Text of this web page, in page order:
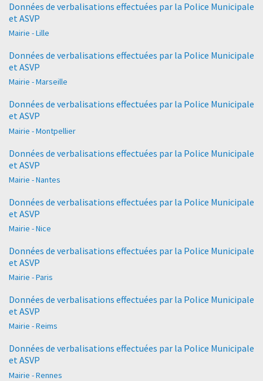
Données de verbalisations effectuées par la Police Municipale
et ASVP
Mairie - Lille
Données de verbalisations effectuées par la Police Municipale
et ASVP
Mairie - Marseille
Données de verbalisations effectuées par la Police Municipale
et ASVP
Mairie - Montpellier
Données de verbalisations effectuées par la Police Municipale
et ASVP
Mairie - Nantes
Données de verbalisations effectuées par la Police Municipale
et ASVP
Mairie - Nice
Données de verbalisations effectuées par la Police Municipale
et ASVP
Mairie - Paris
Données de verbalisations effectuées par la Police Municipale
et ASVP
Mairie - Reims
Données de verbalisations effectuées par la Police Municipale
et ASVP
Mairie - Rennes